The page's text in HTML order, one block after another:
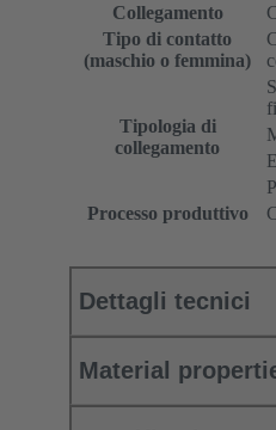
Collegamento
Tipo di contatto
(maschio o femmina)
Tipologia di
collegamento
Processo produttivo
Dettagli tecnici
Material